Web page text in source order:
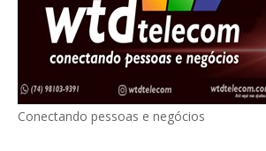
Conectando pessoas e negócios